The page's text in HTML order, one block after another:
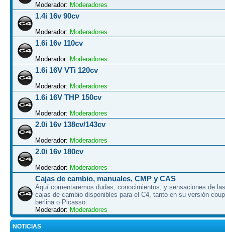
Moderador: Moderadores
1.4i 16v 90cv
Moderador: Moderadores
1.6i 16v 110cv
Moderador: Moderadores
1.6i 16V VTi 120cv
Moderador: Moderadores
1.6i 16V THP 150cv
Moderador: Moderadores
2.0i 16v 138cv/143cv
Moderador: Moderadores
2.0i 16v 180cv
Moderador: Moderadores
Cajas de cambio, manuales, CMP y CAS
Aquí comentaremos dudas, conocimientos, y sensaciones de
cajas de cambio disponibles para el C4, tanto en su versión
berlina o Picasso.
Moderador: Moderadores
NOTICIAS